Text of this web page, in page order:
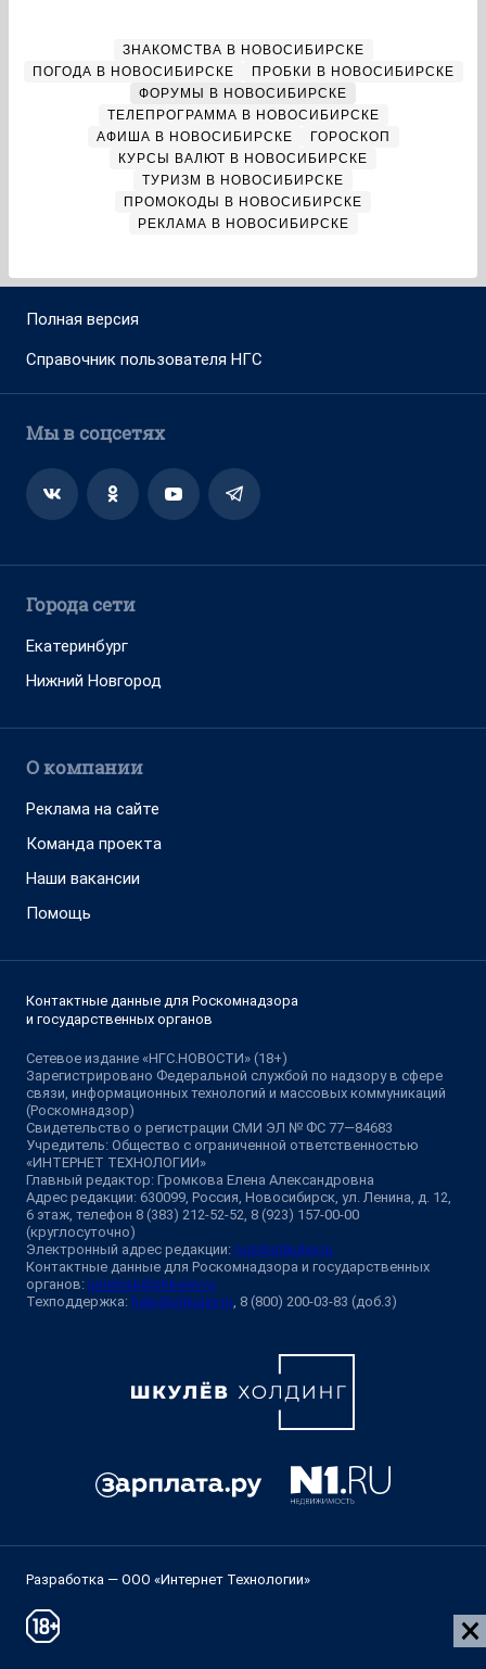
ЗНАКОМСТВА В НОВОСИБИРСКЕ
ПОГОДА В НОВОСИБИРСКЕ
ПРОБКИ В НОВОСИБИРСКЕ
ФОРУМЫ В НОВОСИБИРСКЕ
ТЕЛЕПРОГРАММА В НОВОСИБИРСКЕ
АФИША В НОВОСИБИРСКЕ
ГОРОСКОП
КУРСЫ ВАЛЮТ В НОВОСИБИРСКЕ
ТУРИЗМ В НОВОСИБИРСКЕ
ПРОМОКОДЫ В НОВОСИБИРСКЕ
РЕКЛАМА В НОВОСИБИРСКЕ
Полная версия
Справочник пользователя НГС
Мы в соцсетях
Города сети
Екатеринбург
Нижний Новгород
О компании
Реклама на сайте
Команда проекта
Наши вакансии
Помощь
Контактные данные для Роскомнадзора
и государственных органов
Сетевое издание «НГС.НОВОСТИ» (18+)
Зарегистрировано Федеральной службой по надзору в сфере
связи, информационных технологий и массовых коммуникаций
(Роскомнадзор)
Свидетельство о регистрации СМИ ЭЛ № ФС 77—84683
Учредитель: Общество с ограниченной ответственностью
«ИНТЕРНЕТ ТЕХНОЛОГИИ»
Главный редактор: Громкова Елена Александровна
Адрес редакции: 630099, Россия, Новосибирск, ул. Ленина, д. 12,
6 этаж, телефон 8 (383) 212-52-52, 8 (923) 157-00-00
(круглосуточно)
Электронный адрес редакции: ngs@shkulev.ru
Контактные данные для Роскомнадзора и государственных
органов: juristnsk@shkulev.ru
Техподдержка: help@shkulev.ru , 8 (800) 200-03-83 (доб.3)
Разработка — ООО «Интернет Технологии»